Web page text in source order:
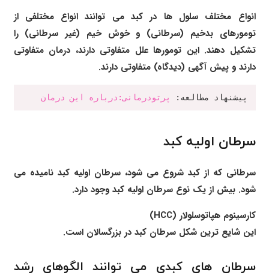
انواع مختلف سلول ها در کبد می توانند انواع مختلفی از
تومورهای بدخیم (سرطانی) و خوش خیم (غیر سرطانی) را
تشکیل دهند. این تومورها علل متفاوتی دارند، درمان متفاوتی
دارند و پیش آگهی (دیدگاه) متفاوتی دارند.
پیشنهاد مطالعه: پرتودرمانی:درباره این درمان
سرطان اولیه کبد
سرطانی که از کبد شروع می شود، سرطان اولیه کبد نامیده می
شود. بیش از یک نوع سرطان اولیه کبد وجود دارد.
کارسینوم هپاتوسلولار (HCC)
این شایع ترین شکل سرطان کبد در بزرگسالان است.
سرطان های کبدی می توانند الگوهای رشد